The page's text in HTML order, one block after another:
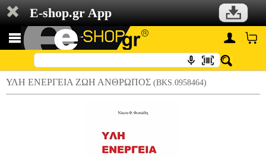
E-shop.gr App
ΥΛΗ ΕΝΕΡΓΕΙΑ ΖΩΗ ΑΝΘΡΩΠΟΣ (BKS.0958464)